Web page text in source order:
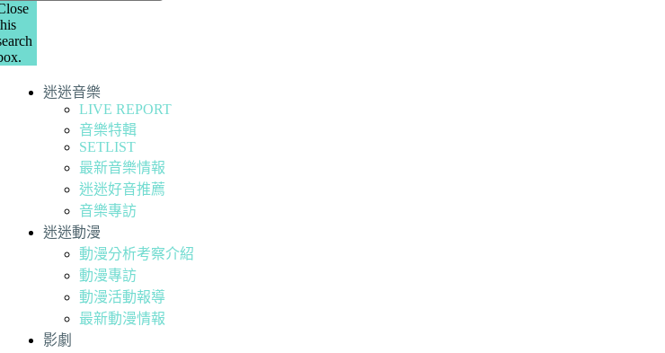
迷迷音樂
LIVE REPORT
音樂特輯
SETLIST
最新音樂情報
迷迷好音推薦
音樂專訪
迷迷動漫
動漫分析考察介紹
動漫專訪
動漫活動報導
最新動漫情報
影劇